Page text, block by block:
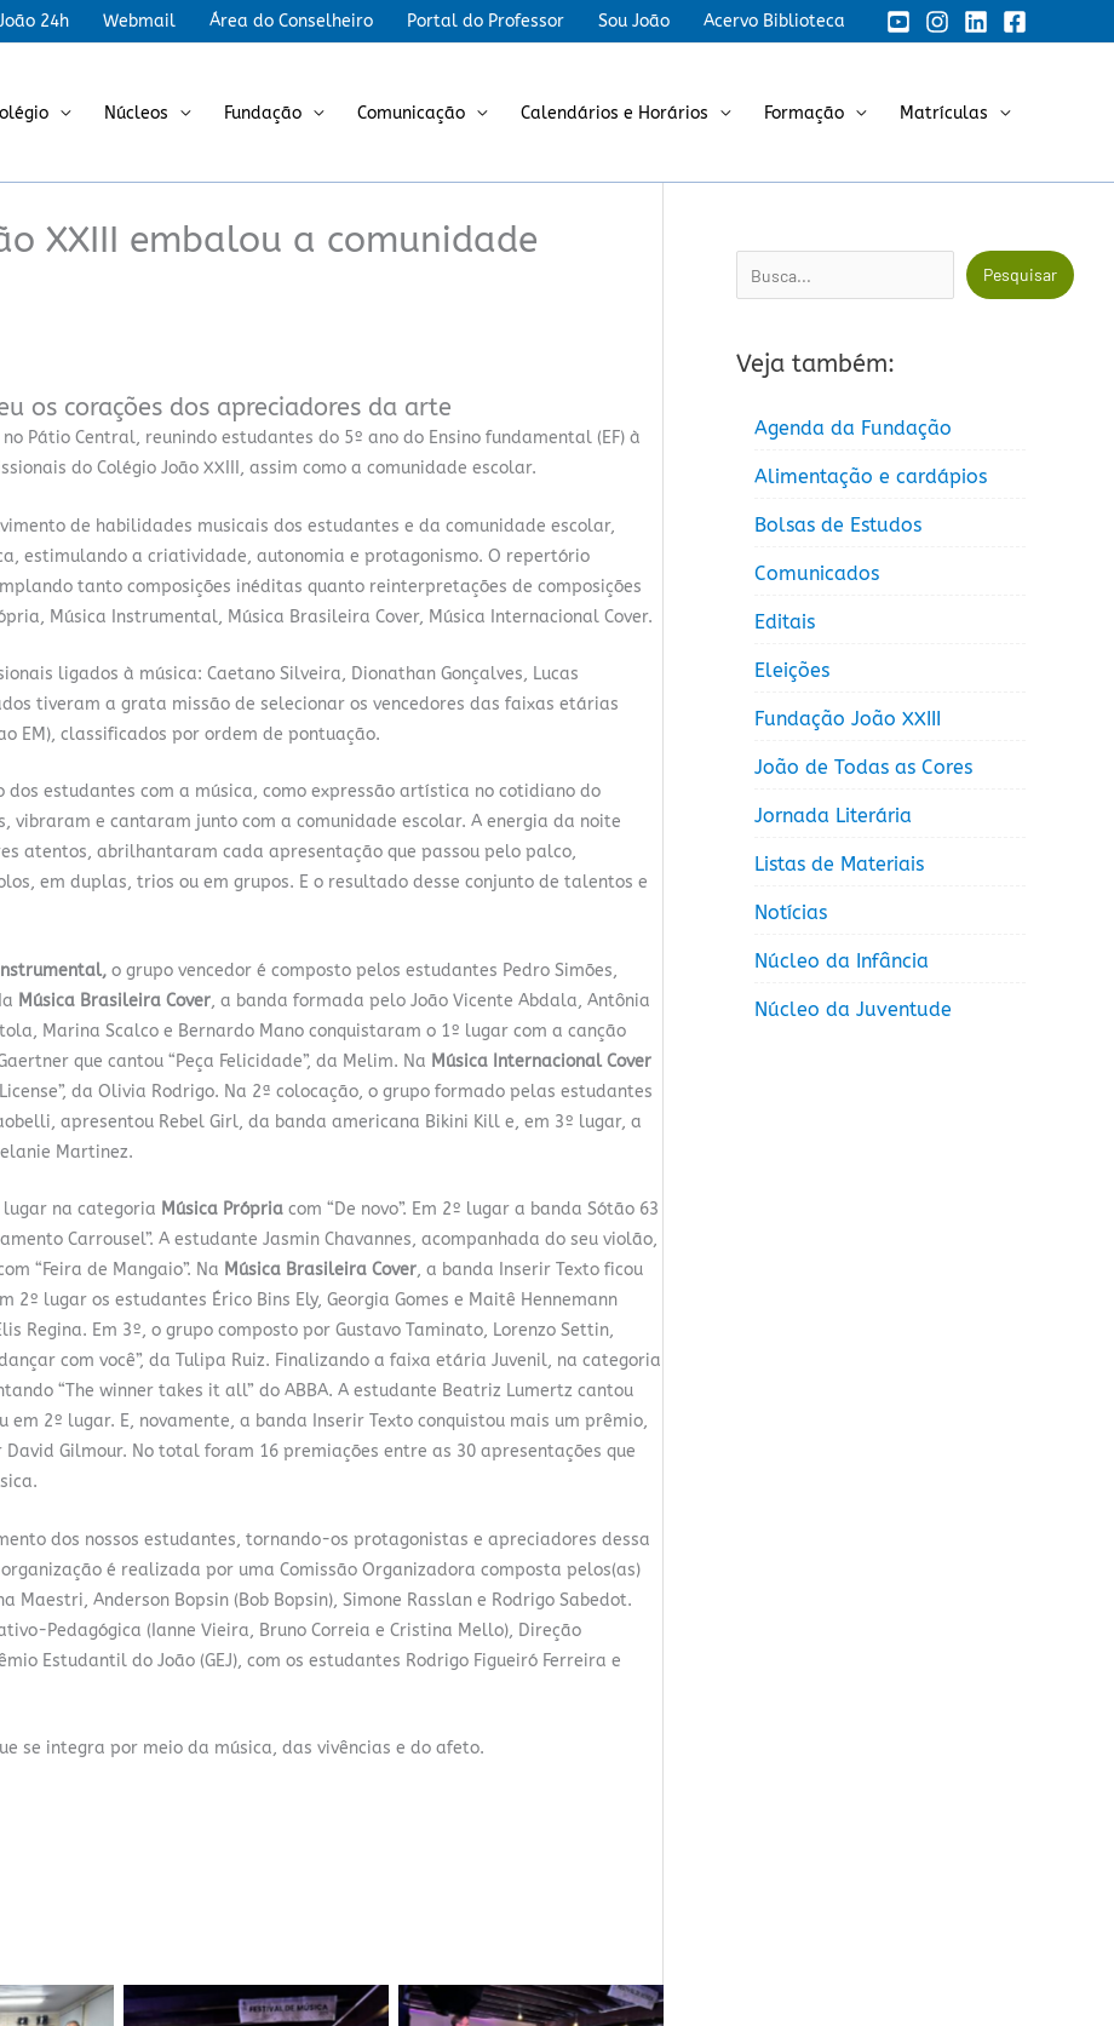
24h Webmail Área do Conselheiro Portal do Professor Sou João Acervo Biblioteca
Núcleos Fundação Comunicação Calendários e Horários Formação Matrículas
XXIII embalou a comunidade
os corações dos apreciadores da arte
Pátio Central, reunindo estudantes do 5º ano do Ensino fundamental (EF) à
do Colégio João XXIII, assim como a comunidade escolar.
de habilidades musicais dos estudantes e da comunidade escolar,
estimulando a criatividade, autonomia e protagonismo. O repertório
tanto composições inéditas quanto reinterpretações de composições
Música Instrumental, Música Brasileira Cover, Música Internacional Cover.
ligados à música: Caetano Silveira, Dionathan Gonçalves, Lucas
tiveram a grata missão de selecionar os vencedores das faixas etárias
EM), classificados por ordem de pontuação.
estudantes com a música, como expressão artística no cotidiano do
vibraram e cantaram junto com a comunidade escolar. A energia da noite
atentos, abrilhantaram cada apresentação que passou pelo palco,
em duplas, trios ou em grupos. E o resultado desse conjunto de talentos e
o grupo vencedor é composto pelos estudantes Pedro Simões,
Música Brasileira Cover, a banda formada pelo João Vicente Abdala, Antônia
Marina Scalco e Bernardo Mano conquistaram o 1º lugar com a canção
que cantou “Peça Felicidade”, da Melim. Na Música Internacional Cover
da Olivia Rodrigo. Na 2ª colocação, o grupo formado pelas estudantes
apresentou Rebel Girl, da banda americana Bikini Kill e, em 3º lugar, a
Martinez.
lugar na categoria Música Própria com “De novo”. Em 2º lugar a banda Sótão 63
Carrousel”. A estudante Jasmin Chavannes, acompanhada do seu violão,
“Feira de Mangaio”. Na Música Brasileira Cover, a banda Inserir Texto ficou
2º lugar os estudantes Érico Bins Ely, Georgia Gomes e Maitê Hennemann
Regina. Em 3º, o grupo composto por Gustavo Taminato, Lorenzo Settin,
com você”, da Tulipa Ruiz. Finalizando a faixa etária Juvenil, na categoria
“The winner takes it all” do ABBA. A estudante Beatriz Lumertz cantou
em 2º lugar. E, novamente, a banda Inserir Texto conquistou mais um prêmio,
David Gilmour. No total foram 16 premiações entre as 30 apresentações que
dos nossos estudantes, tornando-os protagonistas e apreciadores dessa
é realizada por uma Comissão Organizadora composta pelos(as)
Maestri, Anderson Bopsin (Bob Bopsin), Simone Rasslan e Rodrigo Sabedot.
Pedagógica (Ianne Vieira, Bruno Correia e Cristina Mello), Direção
Estudantil do João (GEJ), com os estudantes Rodrigo Figueiró Ferreira e
se integra por meio da música, das vivências e do afeto.
Pesquisar Pesquisar
Veja também:
Agenda da Fundação
Alimentação e cardápios
Bolsas de Estudos
Comunicados
Editais
Eleições
Fundação João XXIII
João de Todas as Cores
Jornada Literária
Listas de Materiais
Notícias
Núcleo da Infância
Núcleo da Juventude